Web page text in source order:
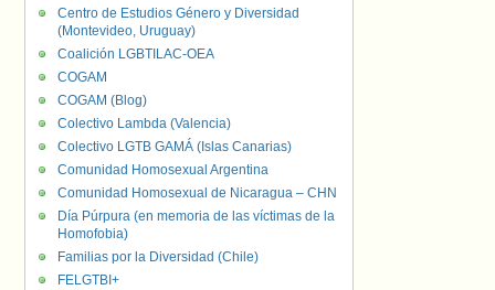
Centro de Estudios Género y Diversidad
(Montevideo, Uruguay)
Coalición LGBTILAC-OEA
COGAM
COGAM (Blog)
Colectivo Lambda (Valencia)
Colectivo LGTB GAMÁ (Islas Canarias)
Comunidad Homosexual Argentina
Comunidad Homosexual de Nicaragua – CHN
Día Púrpura (en memoria de las víctimas de la
Homofobia)
Familias por la Diversidad (Chile)
FELGTBI+